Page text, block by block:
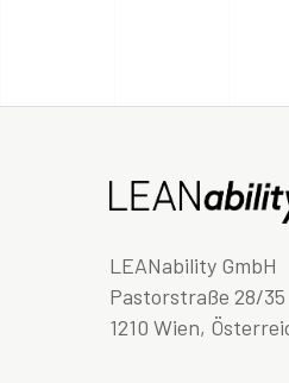
LEANability GmbH
Pastorstraße 28/35
1210 Wien,